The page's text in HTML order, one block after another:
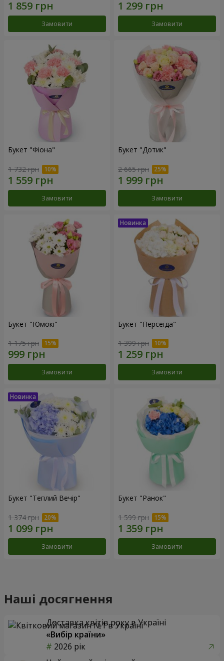
Замовити Замовити
Букет "Фіона"
1 732 грн
Замовити
Букет "Дотик"
2 665 грн
Замовити
Букет "Юмокі"
1 175 грн
Замовити
Букет "Персеїда"
1 399 грн
Замовити
Букет "Теплий Вечір"
1 374 грн
Замовити
Букет "Ранок"
1 599 грн
Замовити
Наші досягнення
Доставка квітів року в Україні
«Вибір країни»
2026 рік